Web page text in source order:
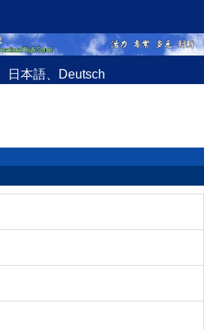
日本語 Deutsch